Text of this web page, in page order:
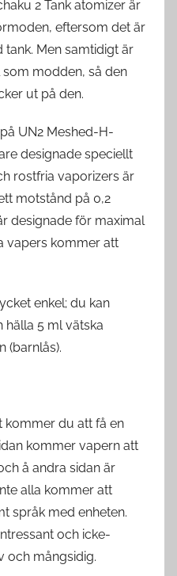
2 Tank atomizer är
eftersom det är
tank. Men samtidigt är
modden, så den
ut på den.
UN2 Meshed-H-
designade speciellt
rostfria vaporizers är
motstånd på 0,2
designade för maximal
vapers kommer att
enkel; du kan
5 ml vätska
(barnlås).
kommer du att få en
kommer vapern att
å andra sidan är
alla kommer att
språk med enheten.
och icke-
och mångsidig.